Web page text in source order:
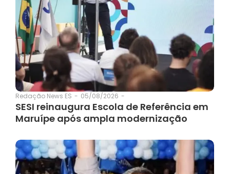
Redação News ES - 05/08/2026 -
SESI reinaugura Escola de Referência em
Maruípe após ampla modernização